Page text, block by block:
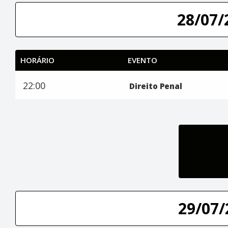
28/
HORÁRIO EVENTO
22:00 Direito Penal
29/